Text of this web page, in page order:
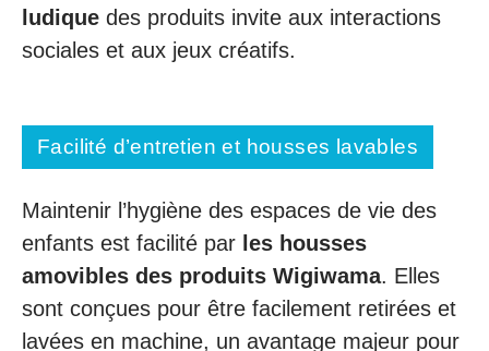
ludique des produits invite aux interactions
sociales et aux jeux créatifs.
Facilité d’entretien et housses lavables
Maintenir l’hygiène des espaces de vie des
enfants est facilité par les housses
amovibles des produits Wigiwama. Elles
sont conçues pour être facilement retirées et
lavées en machine, un avantage majeur pour